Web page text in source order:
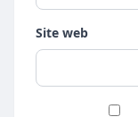
Site web